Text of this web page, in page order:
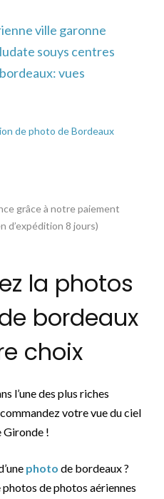
ville garonne
souys centres
vues
de photo de Bordeaux
grâce à notre paiement
d’expédition 8 jours)
la photos
bordeaux
choix
l’une des plus riches
votre vue du ciel
Gironde !
photo de bordeaux ?
de photos aériennes